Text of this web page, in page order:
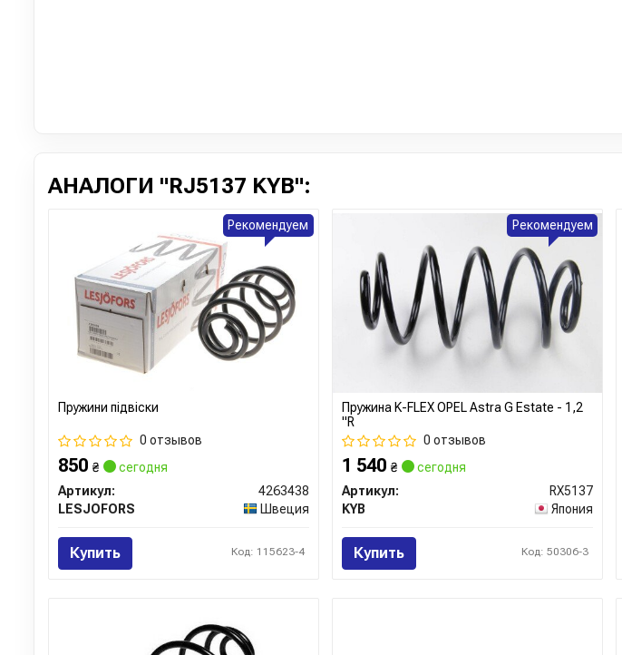
АНАЛОГИ "RJ5137 KYB":
Пружини підвіски
0 отзывов
850 ₴
сегодня
Артикул:
4263438
LESJOFORS
Швеция
Купить Код: 115623-4
Рекомендуем
Пружина K-FLEX OPEL Astra G Estate - 1,2
"R
0 отзывов
1 540 ₴
сегодня
Артикул:
RX5137
KYB
Япония
Купить Код: 50306-3
Рекомендуем